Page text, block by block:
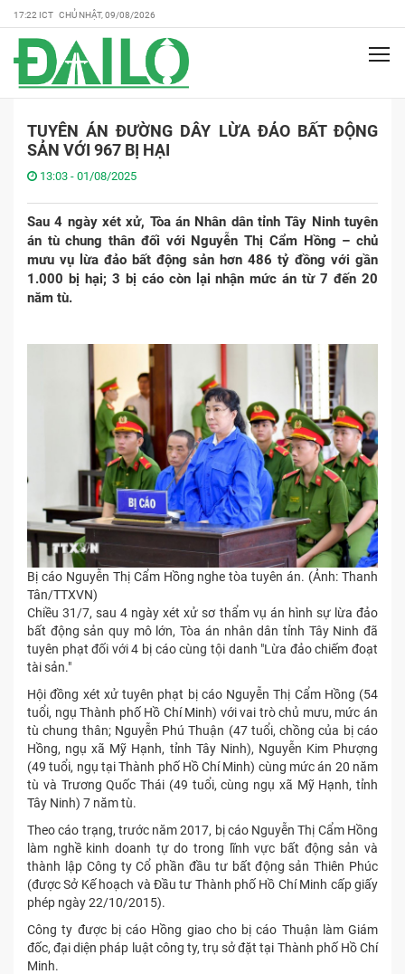
17:22 ICT CHỦ NHẬT, 09/08/2026
TUYÊN ÁN ĐƯỜNG DÂY LỪA ĐẢO BẤT ĐỘNG
SẢN VỚI 967 BỊ HẠI
13:03 - 01/08/2025
Sau 4 ngày xét xử, Tòa án Nhân dân tỉnh Tây Ninh tuyên
án tù chung thân đối với Nguyễn Thị Cẩm Hồng – chủ
mưu vụ lừa đảo bất động sản hơn 486 tỷ đồng với gần
1.000 bị hại; 3 bị cáo còn lại nhận mức án từ 7 đến 20
năm tù.
Bị cáo Nguyễn Thị Cẩm Hồng nghe tòa tuyên án. (Ảnh: Thanh
Tân/TTXVN)
Chiều 31/7, sau 4 ngày xét xử sơ thẩm vụ án hình sự lừa đảo
bất động sản quy mô lớn, Tòa án nhân dân tỉnh Tây Ninh đã
tuyên phạt đối với 4 bị cáo cùng tội danh "Lừa đảo chiếm đoạt
tài sản."
Hội đồng xét xử tuyên phạt bị cáo Nguyễn Thị Cẩm Hồng (54
tuổi, ngụ Thành phố Hồ Chí Minh) với vai trò chủ mưu, mức án
tù chung thân; Nguyễn Phú Thuận (47 tuổi, chồng của bị cáo
Hồng, ngụ xã Mỹ Hạnh, tỉnh Tây Ninh), Nguyễn Kim Phượng
(49 tuổi, ngụ tại Thành phố Hồ Chí Minh) cùng mức án 20 năm
tù và Trương Quốc Thái (49 tuổi, cùng ngụ xã Mỹ Hạnh, tỉnh
Tây Ninh) 7 năm tù.
Theo cáo trạng, trước năm 2017, bị cáo Nguyễn Thị Cẩm Hồng
làm nghề kinh doanh tự do trong lĩnh vực bất động sản và
thành lập Công ty Cổ phần đầu tư bất động sản Thiên Phúc
(được Sở Kế hoạch và Đầu tư Thành phố Hồ Chí Minh cấp giấy
phép ngày 22/10/2015).
Công ty được bị cáo Hồng giao cho bị cáo Thuận làm Giám
đốc, đại diện pháp luật công ty, trụ sở đặt tại Thành phố Hồ Chí
Minh.